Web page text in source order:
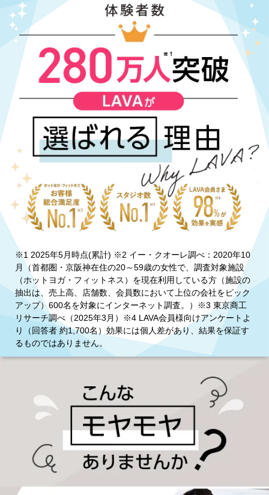
※1 2025年5月時点(累計) ※2 イー・クオーレ調べ：2020年10
月（首都圏・京阪神在住の20～59歳の女性で、調査対象施設
（ホットヨガ・フィットネス）を現在利用している方（施設の
抽出は、売上高、店舗数、会員数において上位の会社をピック
アップ）600名を対象にインターネット調査。）※3 東京商工
リサーチ調べ（2025年3月）※4 LAVA会員様向けアンケートよ
り（回答者 約1,700名）効果には個人差があり、結果を保証す
るものではありません。